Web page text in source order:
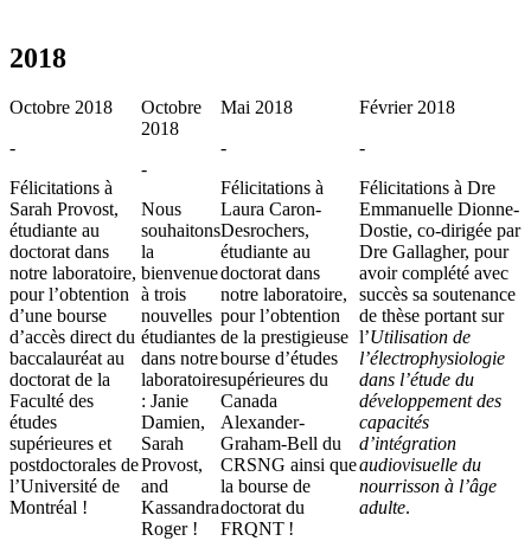
2018
Octobre 2018
-
Félicitations à
Sarah Provost,
étudiante au
doctorat dans
notre laboratoire,
pour l’obtention
d’une bourse
d’accès direct du
baccalauréat au
doctorat de la
Faculté des
études
supérieures et
postdoctorales de
l’Université de
Montréal !
Octobre
2018
-
Nous
souhaitons
la
bienvenue
à trois
nouvelles
étudiantes
dans notre
laboratoire
: Janie
Damien,
Sarah
Provost,
and
Kassandra
Roger !
Mai 2018
-
Félicitations à
Laura Caron-
Desrochers,
étudiante au
doctorat dans
notre laboratoire,
pour l’obtention
de la prestigieuse
bourse d’études
supérieures du
Canada
Alexander-
Graham-Bell du
CRSNG ainsi que
la bourse de
doctorat du
FRQNT !
Février 2018
-
Félicitations à Dre
Emmanuelle Dionne-
Dostie, co-dirigée par
Dre Gallagher, pour
avoir complété avec
succès sa soutenance
de thèse portant sur
l’Utilisation de
l’électrophysiologie
dans l’étude du
développement des
capacités
d’intégration
audiovisuelle du
nourrisson à l’âge
adulte.